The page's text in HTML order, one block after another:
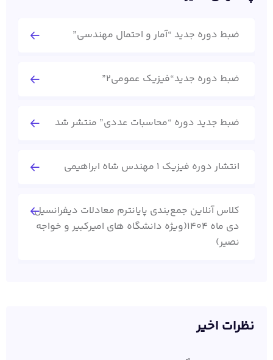
ضبط دوره جدید “آمار و احتمال مهندسی”
ضبط دوره جدید“فیزیک عمومی2”
ضبط جدید دوره “محاسبات عددی” منتشر شد
انتشار دوره فیزیک 1 مهندس شاه ابراهیمی
کلاس آنلاین جمع‌بندی پایانترم معادلات دیفرانسیل
دی ماه 1404(ویژه دانشگاه های امیرکبیر و خواجه
نصیر)
نظرات اخیر